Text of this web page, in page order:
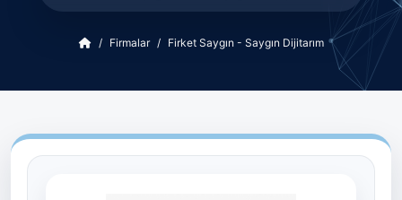
Firmalar Firket Saygın - Saygın Dijitarım